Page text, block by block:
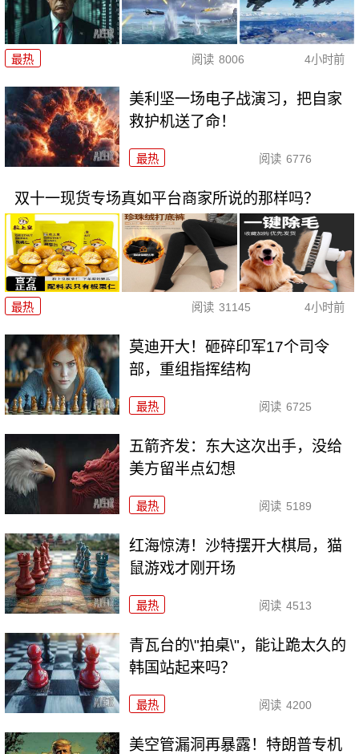
最热 阅读 8006 4小时前
美利坚一场电子战演习，把自家
救护机送了命！
最热 阅读 6776
双十一现货专场真如平台商家所说的那样吗？
最热 阅读 31145 4小时前
莫迪开大！砸碎印军17个司令
部，重组指挥结构
最热 阅读 6725
五箭齐发：东大这次出手，没给
美方留半点幻想
最热 阅读 5189
红海惊涛！沙特摆开大棋局，猫
鼠游戏才刚开场
最热 阅读 4513
青瓦台的\"拍桌\"，能让跪太久的
韩国站起来吗？
最热 阅读 4200
美空管漏洞再暴露！特朗普专机